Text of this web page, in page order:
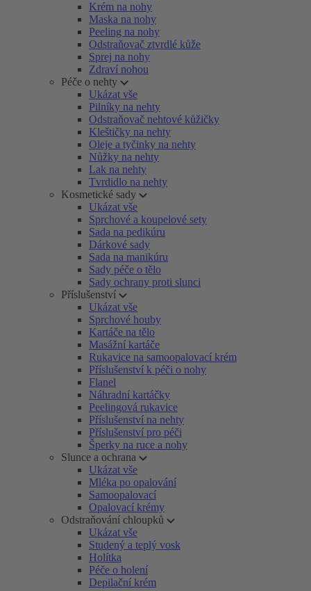
Krém na nohy
Maska na nohy
Peeling na nohy
Odstraňovač ztvrdlé kůže
Sprej na nohy
Zdraví nohou
Péče o nehty
Ukázat vše
Pilníky na nehty
Odstraňovač nehtové kůžičky
Kleštičky na nehty
Oleje a tyčinky na nehty
Nůžky na nehty
Lak na nehty
Tvrdidlo na nehty
Kosmetické sady
Ukázat vše
Sprchové a koupelové sety
Sada na pedikúru
Dárkové sady
Sada na manikúru
Sady péče o tělo
Sady ochrany proti slunci
Příslušenství
Ukázat vše
Sprchové houby
Kartáče na tělo
Masážní kartáče
Rukavice na samoopalovací krém
Příslušenství k péči o nohy
Flanel
Náhradní kartáčky
Peelingová rukavice
Příslušenství na nehty
Příslušenství pro péči
Šperky na ruce a nohy
Slunce a ochrana
Ukázat vše
Mléka po opalování
Samoopalovací
Opalovací krémy
Odstraňování chloupků
Ukázat vše
Studený a teplý vosk
Holítka
Péče o holení
Depilační krém